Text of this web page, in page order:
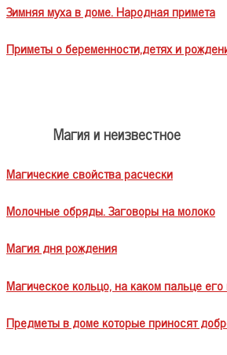
Зимняя муха в доме. Народная примета
Приметы о беременности,детях и
Магия и неизвестное
Магические свойства расчески
Молочные обряды. Заговоры на молоко
Магия дня рождения
Магическое кольцо, на каком пальце его
Предметы в доме которые приносят